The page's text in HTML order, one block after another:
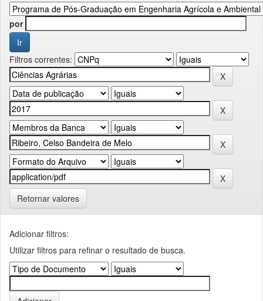
por
Filtros correntes:
Retornar valores
Adicionar filtros:
Utilizar filtros para refinar o resultado de busca.